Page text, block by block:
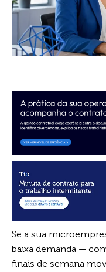
Se a sua
baixa demanda —
finais de semana